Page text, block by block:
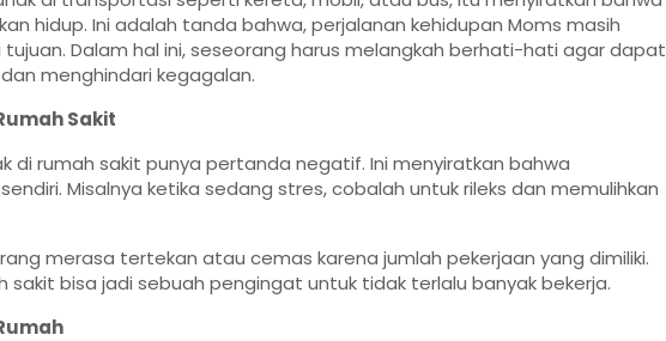
hidup. Ini adalah tanda bahwa, perjalanan kehidupan Moms masih
Dalam hal ini, seseorang harus melangkah berhati-hati agar dapat
menghindari kegagalan.
Sakit
di rumah sakit punya pertanda negatif. Ini menyiratkan bahwa
Misalnya ketika sedang stres, cobalah untuk rileks dan memulihkan
merasa tertekan atau cemas karena jumlah pekerjaan yang dimiliki.
sakit bisa jadi sebuah pengingat untuk tidak terlalu banyak bekerja.